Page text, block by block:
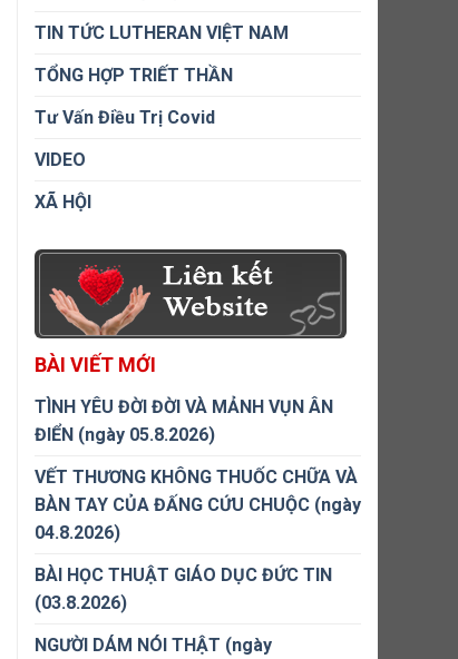
TIN TỨC LUTHERAN VIỆT NAM
TỔNG HỢP TRIẾT THẦN
Tư Vấn Điều Trị Covid
VIDEO
XÃ HỘI
BÀI VIẾT MỚI
TÌNH YÊU ĐỜI ĐỜI VÀ MẢNH VỤN ÂN
ĐIỂN (ngày 05.8.2026)
VẾT THƯƠNG KHÔNG THUỐC CHỮA VÀ
BÀN TAY CỦA ĐẤNG CỨU CHUỘC (ngày
04.8.2026)
BÀI HỌC THUẬT GIÁO DỤC ĐỨC TIN
(03.8.2026)
NGƯỜI DÁM NÓI THẬT (ngày